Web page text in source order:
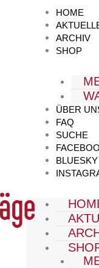
HOME
ARCHIV
SHOP
ÜBER
FAQ
SUCHE
BLUESKY